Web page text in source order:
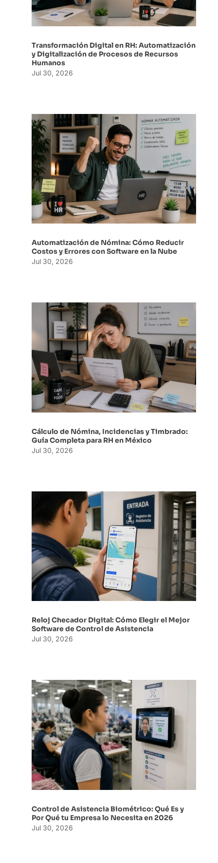
Transformación Digital en RH: Automatización
y Digitalización de Procesos de Recursos
Humanos
Jul 30, 2026
Automatización de Nómina: Cómo Reducir
Costos y Errores con Software en la Nube
Jul 30, 2026
Cálculo de Nómina, Incidencias y Timbrado:
Guía Completa para RH en México
Jul 30, 2026
Reloj Checador Digital: Cómo Elegir el Mejor
Software de Control de Asistencia
Jul 30, 2026
Control de Asistencia Biométrico: Qué Es y
Por Qué tu Empresa lo Necesita en 2026
Jul 30, 2026